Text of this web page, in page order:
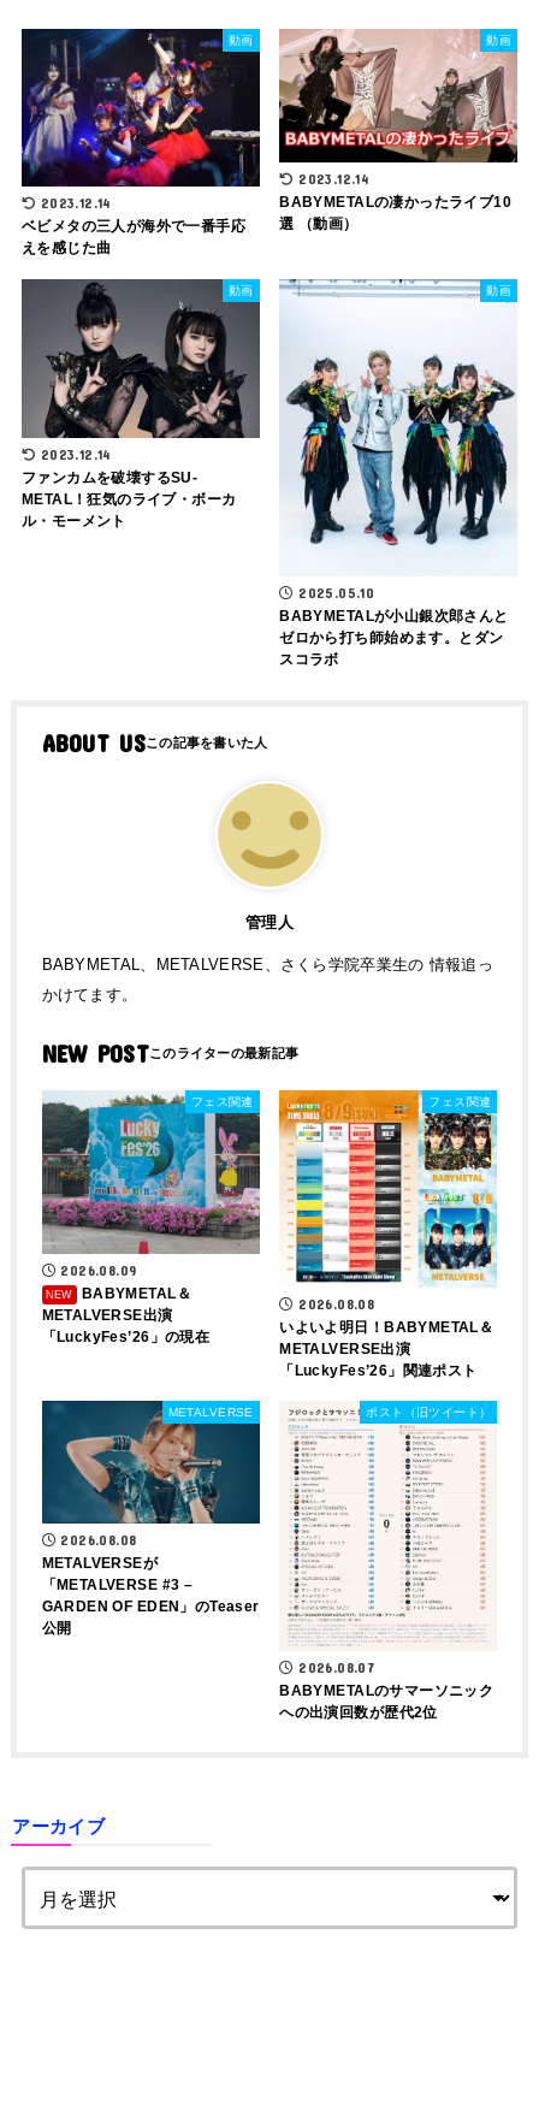
動画
2023.12.14
ベビメタの三人が海外で一番手応
えを感じた曲
動画
2023.12.14
BABYMETALの凄かったライブ10
選 （動画）
動画
2023.12.14
ファンカムを破壊するSU-
METAL！狂気のライブ・ボーカ
ル・モーメント
動画
2025.05.10
BABYMETALが小山銀次郎さんと
ゼロから打ち師始めます。とダン
スコラボ
ABOUT US
管理人
BABYMETAL、METALVERSE、さくら学院卒業生の 情報追っ
かけてます。
NEW POST
フェス関連
2026.08.09
BABYMETAL＆
METALVERSE出演
「LuckyFes’26」の現在
フェス関連
2026.08.08
いよいよ明日！BABYMETAL＆
METALVERSE出演
「LuckyFes’26」関連ポスト
METALVERSE
2026.08.08
METALVERSEが
「METALVERSE #3 –
GARDEN OF EDEN」のTeaser
公開
ポスト（旧ツイート）
2026.08.07
BABYMETALのサマーソニック
への出演回数が歴代2位
アーカイブ